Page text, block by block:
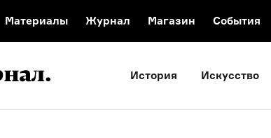
Материалы Журнал Магазин События
Видеоистория русской культуры
Русский
История Искусство